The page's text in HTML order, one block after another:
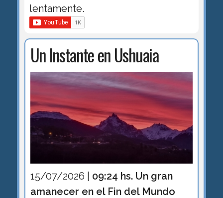
lentamente.
Un Instante en Ushuaia
15/07/2026 | 09:24 hs. Un gran
amanecer en el Fin del Mundo